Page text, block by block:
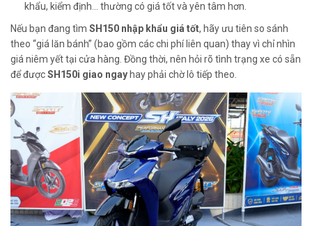
khẩu, kiểm định… thường có giá tốt và yên tâm hơn.
Nếu bạn đang tìm SH150 nhập khẩu giá tốt, hãy ưu tiên so sánh
theo “giá lăn bánh” (bao gồm các chi phí liên quan) thay vì chỉ nhìn
giá niêm yết tại cửa hàng. Đồng thời, nên hỏi rõ tình trạng xe có sẵn
để đượcSH150i giao ngay hay phải chờ lô tiếp theo.